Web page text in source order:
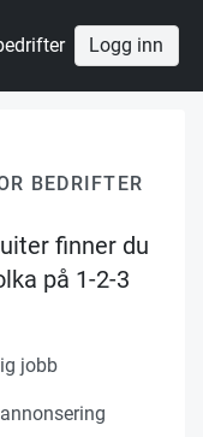
Logg inn
BEDRIFTER
finner du
på 1-2-3
jobb